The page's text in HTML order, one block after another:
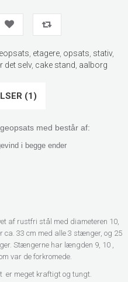
etagere opsats stativ,
det selv, cake stand aalborg
(1)
med består af:
i begge ender
af rustfri stål med diameteren 10,
ca. 33 cm med alle 3 stænger, og 25
Stængerne har længden 9, 10 ,
var de forkromede.
er meget kraftigt og tungt.